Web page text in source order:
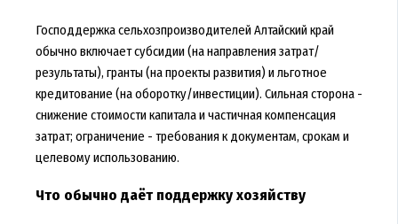
Господдержка сельхозпроизводителей Алтайский край
обычно включает субсидии (на направления затрат/
результаты), гранты (на проекты развития) и льготное
кредитование (на оборотку/инвестиции). Сильная сторона -
снижение стоимости капитала и частичная компенсация
затрат; ограничение - требования к документам, срокам и
целевому использованию.
Что обычно даёт поддержку хозяйству